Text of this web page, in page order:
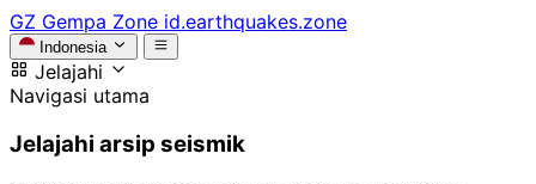
GZ Gempa Zone id.earthquakes.zone
Indonesia
Jelajahi
Navigasi utama
Jelajahi arsip seismik